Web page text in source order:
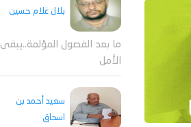
بلال غلام حسين
ما بعد الفصول المؤلمة..يبقى
الأمل
سعيد أحمد بن
اسحاق